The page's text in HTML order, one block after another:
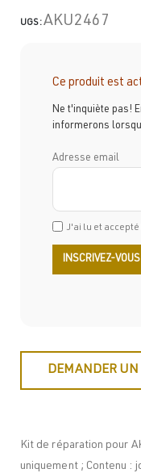
UGS :AKU2467
Ce produit est
Ne t'inquiète pas!
informerons
Adresse email
J'ai lu et accepté
DEMANDER UN
Kit de réparation pour
uniquement ; Contenu :